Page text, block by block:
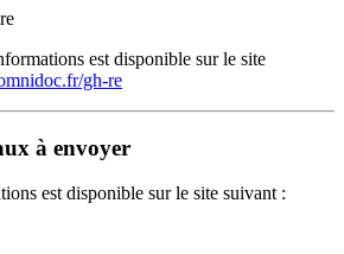
est disponible sur le site
gh-re
à envoyer
est disponible sur le site suivant :